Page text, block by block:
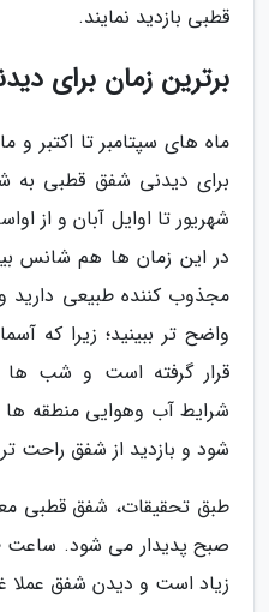
قطبی بازدید نمایند.
برترین زمان برای
ماه های سپتامبر تا اکتبر و
برای دیدنی شفق قطبی به
شهریور تا اوایل آبان و از
در این زمان ها هم شانس
مجذوب کننده طبیعی دارید
واضح تر ببینید؛ زیرا که
قرار گرفته است و شب ها
شرایط آب وهوایی منطقه ها
شود و بازدید از شفق راحت
زیاد است و دیدن شفق